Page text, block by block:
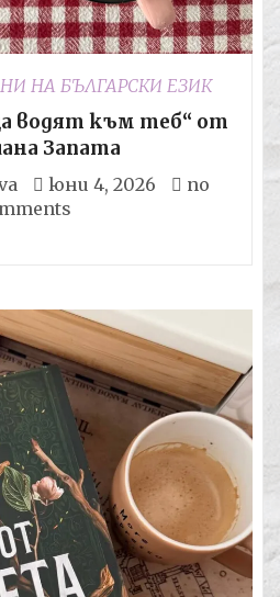
НА БЪЛГАРСКИ ЕЗИК
водят към теб“ от
Запата
юни 4, 2026
no